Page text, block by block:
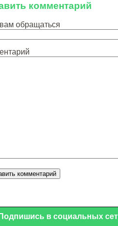
комментарий
вам обращаться
Подпишись в социальных